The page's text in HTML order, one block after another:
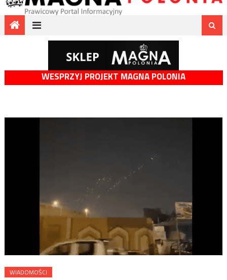
WESPRZYJ PROJEKT MAGNA POLONIA
WIADOMOŚCI